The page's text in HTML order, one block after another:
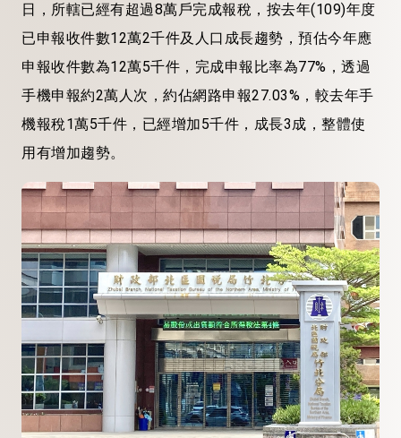
日，所轄已經有超過8萬戶完成報稅，按去年(109)年度
已申報收件數12萬2千件及人口成長趨勢，預估今年應
申報收件數為12萬5千件，完成申報比率為77%，透過
手機申報約2萬人次，約佔網路申報27.03%，較去年手
機報稅1萬5千件，已經增加5千件，成長3成，整體使
用有增加趨勢。